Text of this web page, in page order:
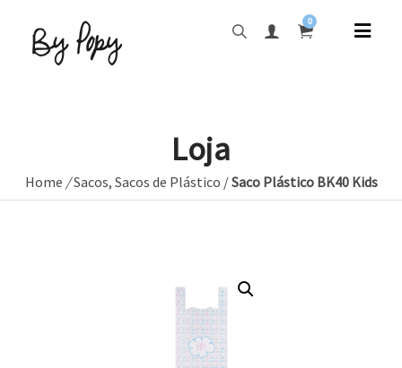
0
Loja
Home /Sacos, Sacos de Plástico /Saco Plástico BK40 Kids